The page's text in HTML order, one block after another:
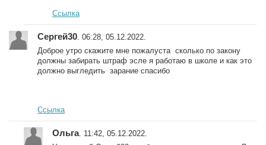
Ссылка
Сергей30 . 06:28, 05.12.2022.
Доброе утро скажите мне пожалуста сколько по закону
должны забирать штраф эсле я работаю в школе и как это
должно выгледить зарание спасибо
Ссылка
Ольга. 11:42, 05.12.2022.